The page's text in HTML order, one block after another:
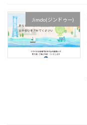
Jimdo(ジンドゥー)